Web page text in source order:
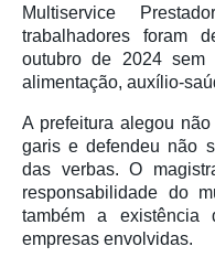
Multiservice
trabalhadores foram
outubro de 2024 sem
alimentação, auxílio-
A prefeitura alegou
garis e defendeu não
das verbas. O
responsabilidade do
também a existência
empresas envolvidas.